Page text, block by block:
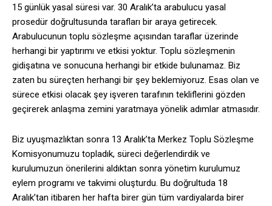
15 günlük yasal süresi var. 30 Aralık’ta arabulucu yasal
prosedür doğrultusunda tarafları bir araya getirecek.
Arabulucunun toplu sözleşme açısından taraflar üzerinde
herhangi bir yaptırımı ve etkisi yoktur. Toplu sözleşmenin
gidişatına ve sonucuna herhangi bir etkide bulunamaz. Biz
zaten bu süreçten herhangi bir şey beklemiyoruz. Esas olan ve
sürece etkisi olacak şey işveren tarafının tekliflerini gözden
geçirerek anlaşma zemini yaratmaya yönelik adımlar atmasıdır.
Biz uyuşmazlıktan sonra 13 Aralık’ta Merkez Toplu Sözleşme
Komisyonumuzu topladık, süreci değerlendirdik ve
kurulumuzun önerilerini aldıktan sonra yönetim kurulumuz
eylem programı ve takvimi oluşturdu. Bu doğrultuda 18
Aralık’tan itibaren her hafta birer gün tüm vardiyalarda birer